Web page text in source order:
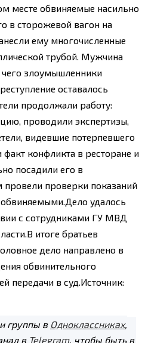
месте обвиняемые насильно
в сторожевой вагон на
ему многочисленные
трубой. Мужчина
чего злоумышленники
оставалось
продолжали работу:
проводили экспертизы,
видевшие потерпевшего
конфликта в ресторане и
посадили его в
провели проверки показаний
обвиняемыми.Дело удалось
с сотрудниками ГУ МВД
В итоге братьев
дело направлено в
обвинительного
передачи в суд.Источник:
группы в Одноклассниках,
в Telegram, чтобы быть в